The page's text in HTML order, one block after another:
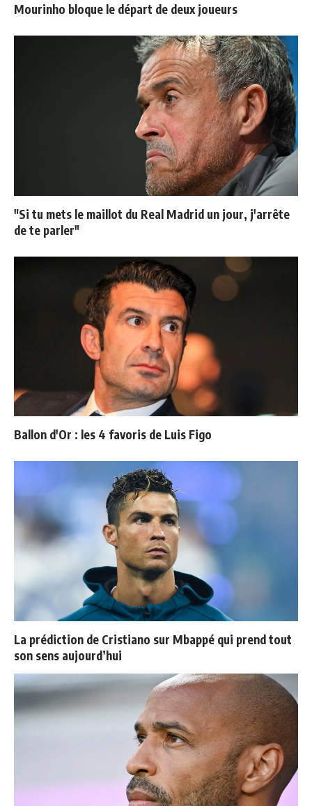
Mourinho bloque le départ de deux joueurs
"Si tu mets le maillot du Real Madrid un jour, j'arrête
de te parler"
Ballon d'Or : les 4 favoris de Luis Figo
La prédiction de Cristiano sur Mbappé qui prend tout
son sens aujourd’hui